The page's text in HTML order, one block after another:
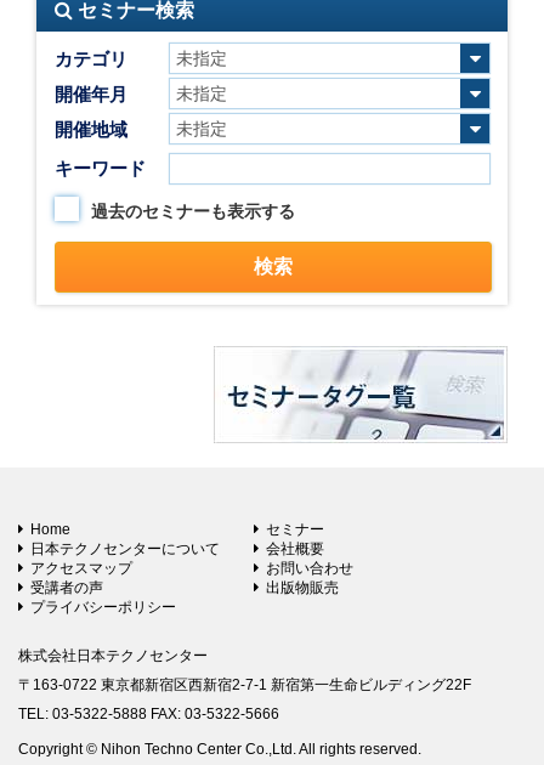
セミナー検索
カテゴリ
開催年月
開催地域
キーワード
過去のセミナーも表示する
Home
セミナー
日本テクノセンターについて
会社概要
アクセスマップ
お問い合わせ
受講者の声
出版物販売
プライバシーポリシー
株式会社日本テクノセンター
〒163-0722 東京都新宿区西新宿2-7-1 新宿第一生命ビルディング22F
TEL: 03-5322-5888 FAX: 03-5322-5666
Copyright © Nihon Techno Center Co.,Ltd. All rights reserved.